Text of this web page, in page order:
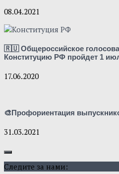
08.04.2021
🇷🇺 Общероссийское
Конституцию РФ пройдет 1
17.06.2020
🎨Профориентация
31.03.2021
Следите за нами: